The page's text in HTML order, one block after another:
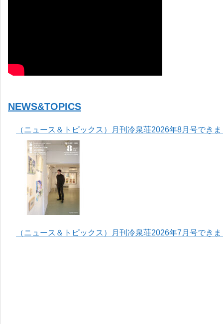
NEWS&TOPICS
（ニュース＆トピックス）月刊冷泉荘2026年8月号でき
（ニュース＆トピックス）月刊冷泉荘2026年7月号でき